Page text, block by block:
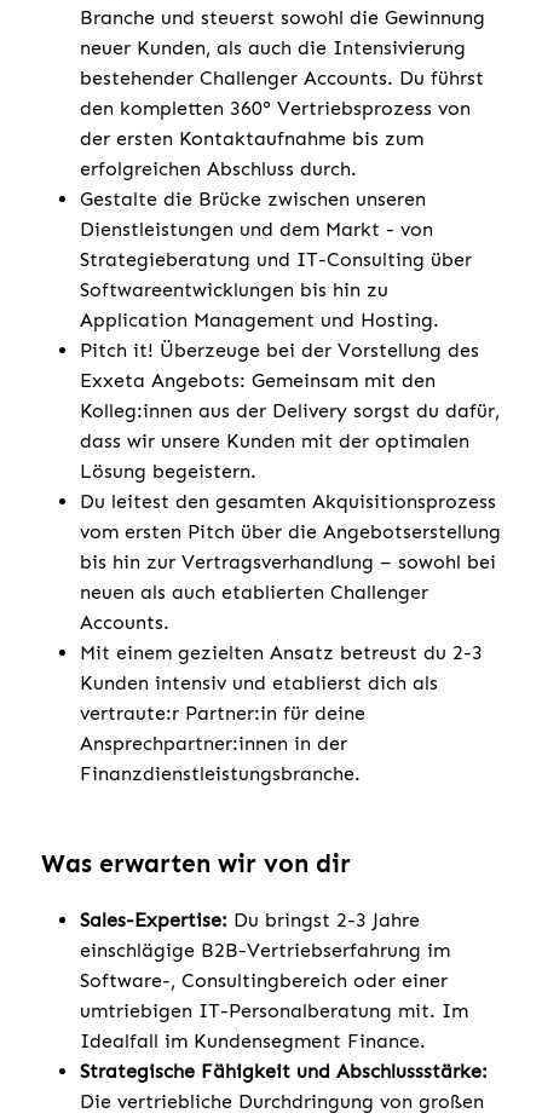
Branche und steuerst sowohl die Gewinnung
neuer Kunden, als auch die Intensivierung
bestehender Challenger Accounts. Du führst
den kompletten 360° Vertriebsprozess von
der ersten Kontaktaufnahme bis zum
erfolgreichen Abschluss durch.
Gestalte die Brücke zwischen unseren
Dienstleistungen und dem Markt - von
Strategieberatung und IT-Consulting über
Softwareentwicklungen bis hin zu
Application Management und Hosting.
Pitch it! Überzeuge bei der Vorstellung des
Exxeta Angebots: Gemeinsam mit den
Kolleg:innen aus der Delivery sorgst du dafür,
dass wir unsere Kunden mit der optimalen
Lösung begeistern.
Du leitest den gesamten Akquisitionsprozess
vom ersten Pitch über die Angebotserstellung
bis hin zur Vertragsverhandlung – sowohl bei
neuen als auch etablierten Challenger
Accounts.
Mit einem gezielten Ansatz betreust du 2-3
Kunden intensiv und etablierst dich als
vertraute:r Partner:in für deine
Ansprechpartner:innen in der
Finanzdienstleistungsbranche.
Was erwarten wir von dir
Sales-Expertise: Du bringst 2-3 Jahre
einschlägige B2B-Vertriebserfahrung im
Software-, Consultingbereich oder einer
umtriebigen IT-Personalberatung mit. Im
Idealfall im Kundensegment Finance.
Strategische Fähigkeit und Abschlussstärke:
Die vertriebliche Durchdringung von großen